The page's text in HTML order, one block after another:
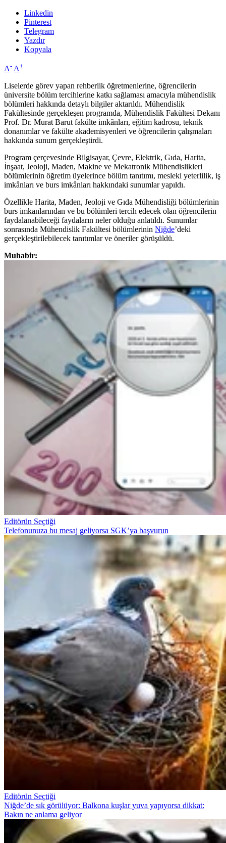
Linkedin
Pinterest
Telegram
Yazdır
Kopyala
A- A+
Liselerde görev yapan rehberlik öğretmenlerine, öğrencilerin
üniversite bölüm tercihlerine katkı sağlaması amacıyla mühendislik
bölümleri hakkında detaylı bilgiler aktarıldı. Mühendislik
Fakültesinde gerçekleşen programda, Mühendislik Fakültesi Dekanı
Prof. Dr. Murat Barut fakülte imkânları, eğitim kadrosu, teknik
donanımlar ve fakülte akademisyenleri ve öğrencilerin çalışmaları
hakkında sunum gerçekleştirdi.
Program çerçevesinde Bilgisayar, Çevre, Elektrik, Gıda, Harita,
İnşaat, Jeoloji, Maden, Makine ve Mekatronik Mühendislikleri
bölümlerinin öğretim üyelerince bölüm tanıtımı, mesleki yeterlilik, iş
imkânları ve burs imkânları hakkındaki sunumlar yapıldı.
Özellikle Harita, Maden, Jeoloji ve Gıda Mühendisliği bölümlerinin
burs imkanlarından ve bu bölümleri tercih edecek olan öğrencilerin
faydalanabileceği faydaların neler olduğu anlatıldı. Sunumlar
sonrasında Mühendislik Fakültesi bölümlerinin Niğde’deki
gerçekleştirilebilecek tanıtımlar ve öneriler görüşüldü.
Muhabir:
Editörün Seçtiği
Telefonunuza bu mesaj geliyorsa SGK’ya başvurun
Editörün Seçtiği
Niğde’de sık görülüyor: Balkona kuşlar yuva yapıyorsa dikkat:
Bakın ne anlama geliyor